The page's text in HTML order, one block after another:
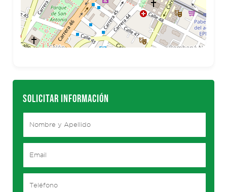
SOLICITAR INFORMACIÓN